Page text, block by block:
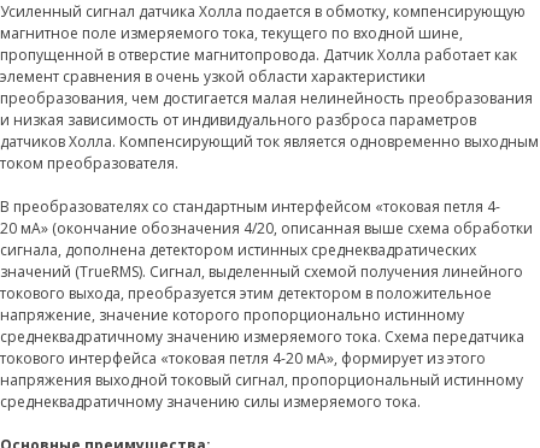
Усиленный сигнал датчика Холла подается в обмотку, компенсирующую
магнитное поле измеряемого тока, текущего по входной шине,
пропущенной в отверстие магнитопровода. Датчик Холла работает как
элемент сравнения в очень узкой области характеристики
преобразования, чем достигается малая нелинейность преобразования
и низкая зависимость от индивидуального разброса параметров
датчиков Холла. Компенсирующий ток является одновременно выходным
током преобразователя.
В преобразователях со стандартным интерфейсом «токовая петля 4-
20 мА» (окончание обозначения 4/20, описанная выше схема обработки
сигнала, дополнена детектором истинных среднеквадратических
значений (TrueRMS). Сигнал, выделенный схемой получения линейного
токового выхода, преобразуется этим детектором в положительное
напряжение, значение которого пропорционально истинному
среднеквадратичному значению измеряемого тока. Схема передатчика
токового интерфейса «токовая петля 4-20 мА», формирует из этого
напряжения выходной токовый сигнал, пропорциональный истинному
среднеквадратичному значению силы измеряемого тока.